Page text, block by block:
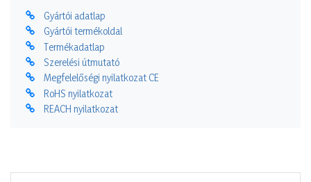
Gyártói adatlap
Gyártói termékoldal
Termékadatlap
Szerelési útmutató
Megfelelőségi nyilatkozat CE
RoHS nyilatkozat
REACH nyilatkozat